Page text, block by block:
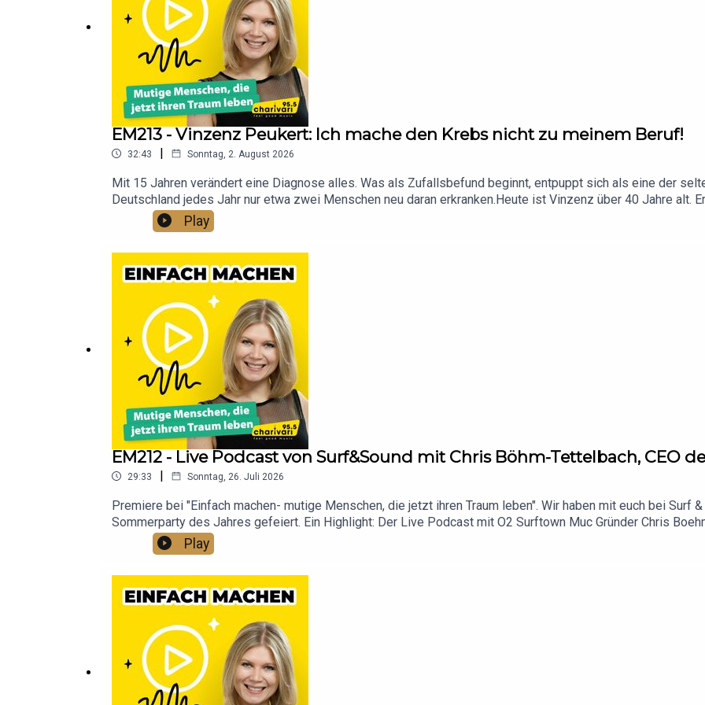
EM213 - Vinzenz Peukert: Ich mache den Krebs nicht zu meinem Beruf!
32:43 | Sonntag, 2. August 2026
Mit 15 Jahren verändert eine Diagnose alles. Was als Zufallsbefund beginnt, entpuppt sich als eine der
Deutschland jedes Jahr nur etwa zwei Menschen neu daran erkranken.Heute ist Vinzenz über 40 Jahre alt.
mindestens sechs Mal dem Tod erschreckend nah und widerlegt seit Jahrzehnten jede Prognose. Doch
von unglaublicher Lebensfreude, Mut und der Entscheidung, sich vom Schicksal nicht definieren zu
inspirierend und mit einer Leichtigkeit, die lange nachwirkt.Eine Folge über Hoffnung, Resilienz und die
Play
EM212 - Live Podcast von Surf&Sound mit Chris Böhm-Tettelbach, CEO
29:33 | Sonntag, 26. Juli 2026
Premiere bei "Einfach machen- mutige Menschen, die jetzt ihren Traum leben". Wir haben mit euch bei Surf
Sommerparty des Jahres gefeiert. Ein Highlight: Der Live Podcast mit O2 Surftown Muc Gründer Chris
über Entscheidungen, Rückschläge und was es wirklich bedeutet, den eigenen Traum zu leben.
Play